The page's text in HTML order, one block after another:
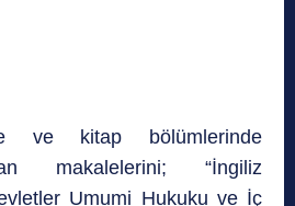
ve kitap bölümlerinde
makalelerini; “İngiliz
Umumi Hukuku ve İç